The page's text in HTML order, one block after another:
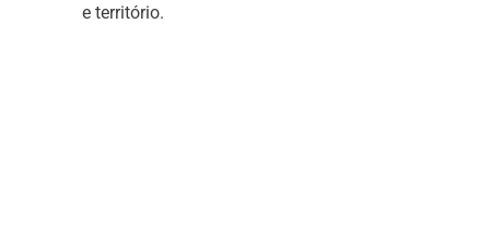
e território.